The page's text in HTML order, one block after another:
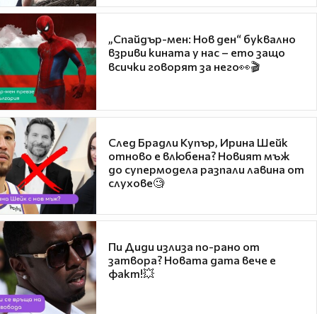
„Спайдър-мен: Нов ден“ буквално
взриви кината у нас – ето защо
всички говорят за него👀🎬
След Брадли Купър, Ирина Шейк
отново е влюбена? Новият мъж
до супермодела разпали лавина от
слухове🧐
Пи Диди излиза по-рано от
затвора? Новата дата вече е
факт!💥